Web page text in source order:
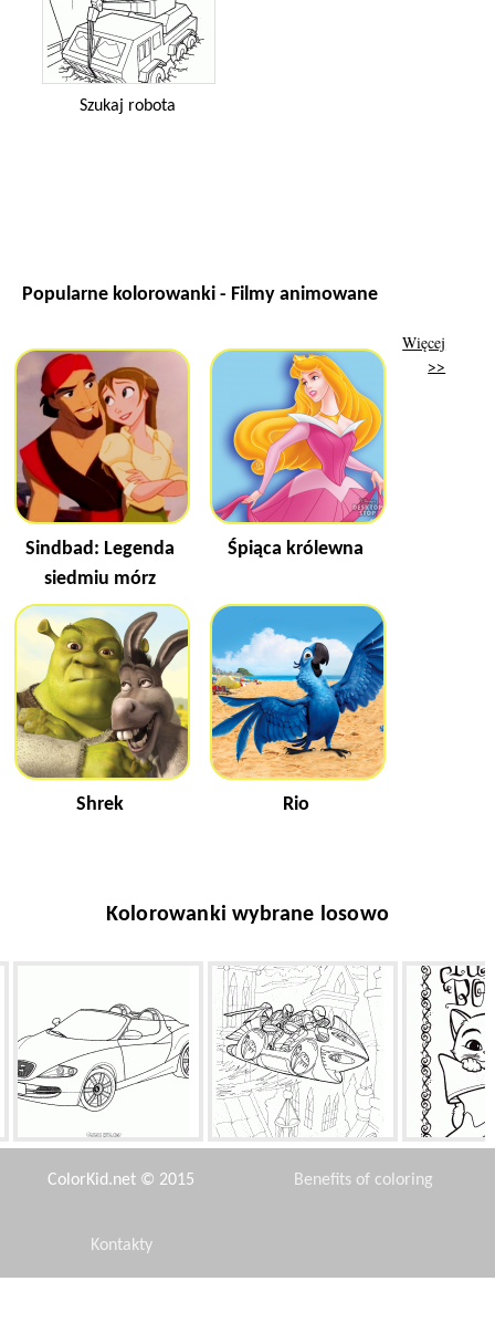
Szukaj robota
Popularne kolorowanki - Filmy animowane
Sindbad: Legenda
siedmiu mórz
Śpiąca królewna
Shrek Rio
Więcej
>>
Kolorowanki wybrane losowo
Seat (Hiszpania) Plan Moto Sly Kot
ColorKid.net © 2015 Benefits of coloring
Kontakty